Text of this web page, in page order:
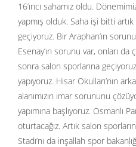
16’ıncı sahamız oldu.
yapmış olduk. Saha işi bitti
geçiyoruz. Bir Araphan’ın
Esenay’ın sorunu var, onları
sonra salon sporlarına
yapıyoruz. Hisar Okulları’nın
alanımızın imar sorununu
yapımına başlıyoruz. Osmanlı
oturtacağız. Artık salon
Stadı’nı da inşallah spor